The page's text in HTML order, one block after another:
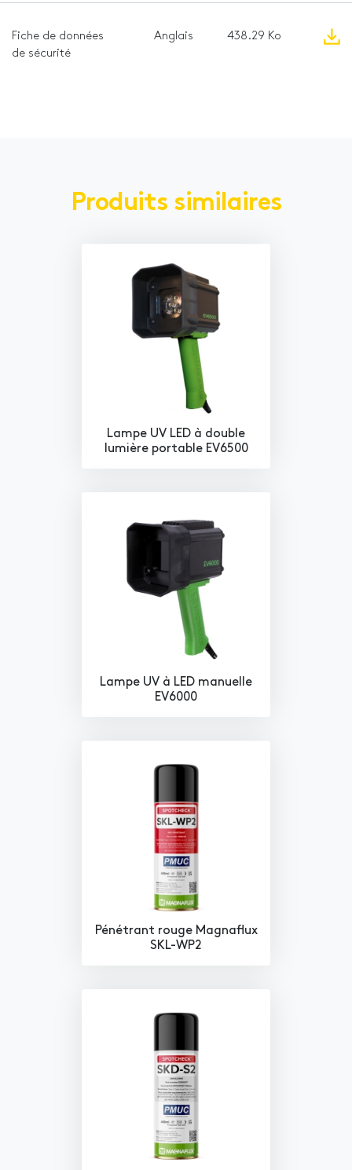
Fiche de données
de sécurité
Anglais 438.29 Ko
Produits similaires
Lampe UV LED à double
lumière portable EV6500
Lampe UV à LED manuelle
EV6000
Pénétrant rouge Magnaflux
SKL-WP2